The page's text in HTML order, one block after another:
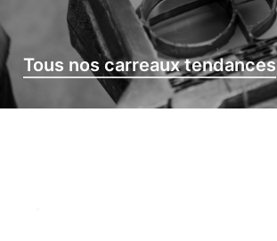
Tous nos carreaux tendances